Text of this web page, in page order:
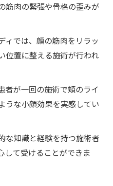
筋肉の緊張や骨格の歪みが
ィでは、顔の筋肉をリラッ
位置に整える施術が行われ
者が一回の施術で頬のライ
うな小顔効果を実感してい
な知識と経験を持つ施術者
して受けることができま